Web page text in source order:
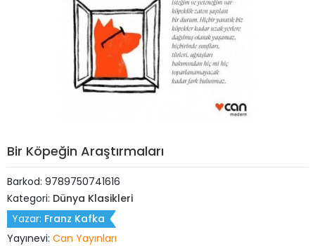
Bir Köpeğin Araştırmaları
Barkod: 9789750741616
Kategori: Dünya Klasikleri
Yazar: Franz Kafka
Yayınevi: Can Yayınları